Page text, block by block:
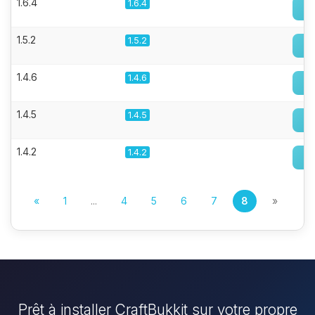
1.6.4 1.6.4
1.5.2 1.5.2
1.4.6 1.4.6
1.4.5 1.4.5
1.4.2 1.4.2
« 1 ... 4 5 6 7 8 »
Prêt à installer CraftBukkit sur votre propre